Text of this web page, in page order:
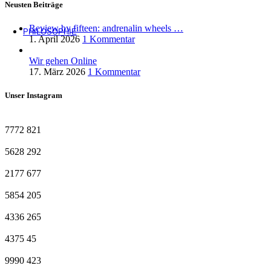
PHILOSOPHIE
Neusten Beiträge
Review by fifteen: andrenalin wheels …
1. April 2026 1 Kommentar
Wir gehen Online
17. März 2026 1 Kommentar
Unser Instagram
7772 821
5628 292
2177 677
5854 205
4336 265
4375 45
9990 423